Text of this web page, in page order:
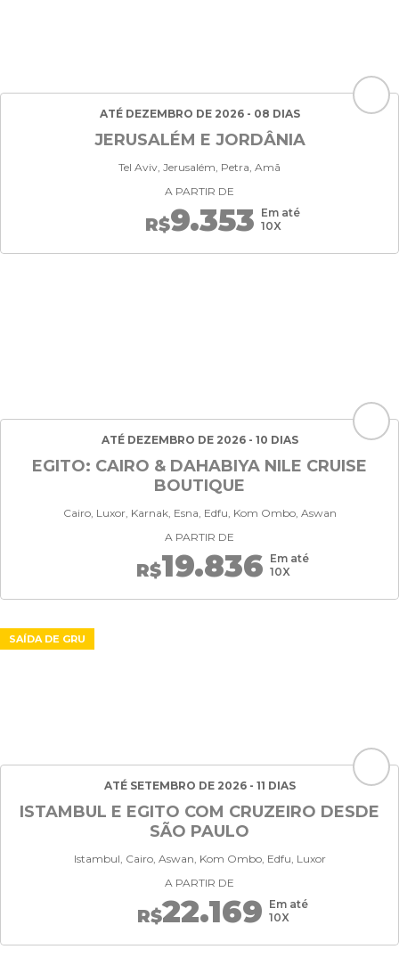
ATÉ DEZEMBRO DE 2026 - 08 DIAS
JERUSALÉM E JORDÂNIA
Tel Aviv, Jerusalém, Petra, Amã
A PARTIR DE
R$9.353 Em até
10X
ATÉ DEZEMBRO DE 2026 - 10 DIAS
EGITO: CAIRO & DAHABIYA NILE CRUISE
BOUTIQUE
Cairo, Luxor, Karnak, Esna, Edfu, Kom Ombo, Aswan
A PARTIR DE
R$19.836 Em até
10X
SAÍDA DE GRU
ATÉ SETEMBRO DE 2026 - 11 DIAS
ISTAMBUL E EGITO COM CRUZEIRO DESDE
SÃO PAULO
Istambul, Cairo, Aswan, Kom Ombo, Edfu, Luxor
A PARTIR DE
R$22.169 Em até
10X